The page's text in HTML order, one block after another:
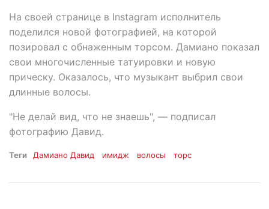
На своей странице в Instagram исполнитель
поделился новой фотографией, на которой
позировал с обнаженным торсом. Дамиано показал
свои многочисленные татуировки и новую
прическу. Оказалось, что музыкант выбрил свои
длинные волосы.
"Не делай вид, что не знаешь", — подписал
фотографию Давид.
Теги Дамиано Давид имидж волосы торс